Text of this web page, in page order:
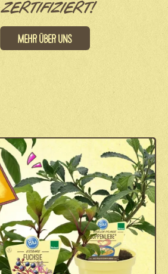
ZERTIFIZIERT!
Mehr über uns